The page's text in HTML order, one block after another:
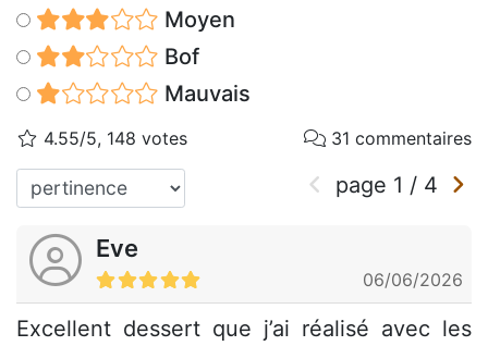
Moyen
Bof
Mauvais
4.55/5, 148 votes 31 commentaires
page 1 / 4
Eve
06/06/2026
Excellent dessert que j’ai réalisé avec les